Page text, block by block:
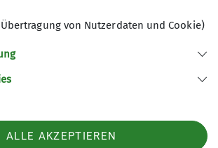
von Nutzerdaten und Cookie)
ALLE AKZEPTIEREN